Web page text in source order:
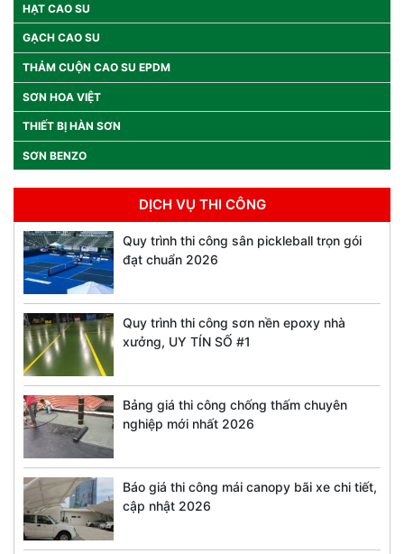
HẠT CAO SU
GẠCH CAO SU
THẢM CUỘN CAO SU EPDM
SƠN HOA VIỆT
THIẾT BỊ HÀN SƠN
SƠN BENZO
DỊCH VỤ THI CÔNG
Quy trình thi công sân pickleball trọn gói
đạt chuẩn 2026
Quy trình thi công sơn nền epoxy nhà
xưởng, UY TÍN SỐ #1
Bảng giá thi công chống thấm chuyên
nghiệp mới nhất 2026
Báo giá thi công mái canopy bãi xe chi tiết,
cập nhật 2026